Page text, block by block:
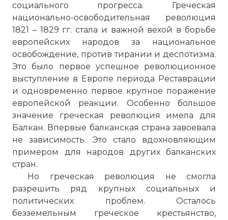
социального прогресса. Греческая
национально-освободительная революция
1821 – 1829 гг. стала и важной вехой в борьбе
европейских народов за национальное
освобождение, против тирании и деспотизма.
Это было первое успешное революционное
выступление в Европе периода Реставрации
и одновременно первое крупное поражение
европейской реакции. Особенно большое
значение греческая революция имела для
Балкан. Впервые балканская страна завоевала
не зависимость. Это стало вдохновляющим
примером для народов других балканских
стран.
Но греческая революция не смогла
разрешить ряд крупных социальных и
политических проблем. Осталось
безземельным греческое крестьянство,
Вернуться в статью:Греческая
революция